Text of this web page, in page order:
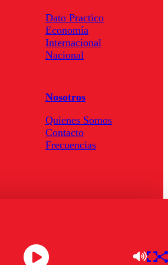
Dato Practico
Economía
Internacional
Nacional
Nosotros
Quienes Somos
Contacto
Frecuencias